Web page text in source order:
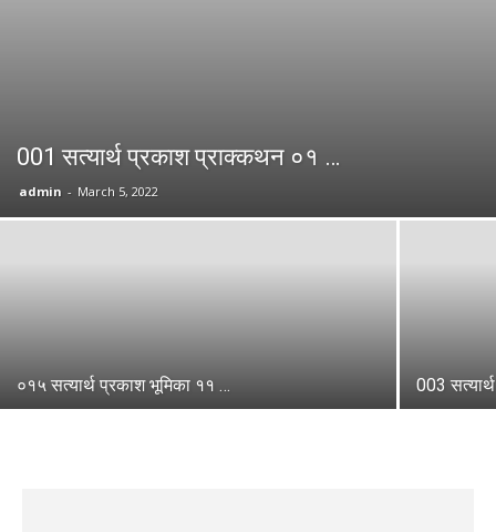
001 सत्यार्थ प्रकाश प्राक्कथन ०१ …
admin - March 5, 2022
०१५ सत्यार्थ प्रकाश भूमिका ११ … 003